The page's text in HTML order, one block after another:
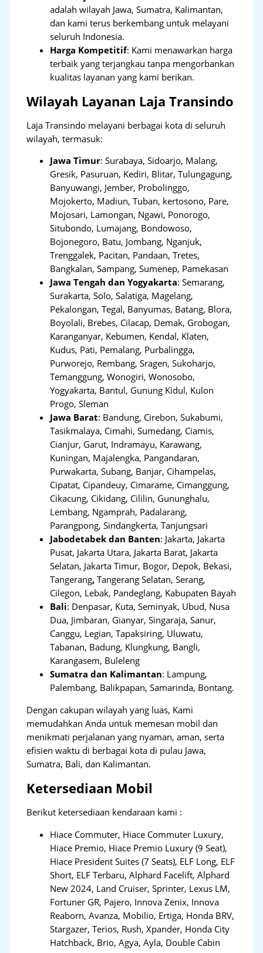
adalah wilayah Jawa, Sumatra, Kalimantan,
dan kami terus berkembang untuk melayani
seluruh Indonesia.
Harga Kompetitif: Kami menawarkan harga
terbaik yang terjangkau tanpa mengorbankan
kualitas layanan yang kami berikan.
Wilayah Layanan Laja Transindo
Laja Transindo melayani berbagai kota di seluruh
wilayah, termasuk:
Jawa Timur:Surabaya, Sidoarjo, Malang,
Gresik, Pasuruan, Kediri, Blitar, Tulungagung,
Banyuwangi, Jember, Probolinggo,
Mojokerto, Madiun, Tuban, kertosono, Pare,
Mojosari, Lamongan, Ngawi, Ponorogo,
Situbondo, Lumajang, Bondowoso,
Bojonegoro, Batu, Jombang, Nganjuk,
Trenggalek, Pacitan, Pandaan, Tretes,
Bangkalan, Sampang, Sumenep, Pamekasan
Jawa Tengah dan Yogyakarta:Semarang,
Surakarta, Solo, Salatiga, Magelang,
Pekalongan, Tegal, Banyumas, Batang, Blora,
Boyolali, Brebes, Cilacap, Demak, Grobogan,
Karanganyar, Kebumen, Kendal, Klaten,
Kudus, Pati, Pemalang, Purbalingga,
Purworejo, Rembang, Sragen, Sukoharjo,
Temanggung, Wonogiri, Wonosobo,
Yogyakarta, Bantul, Gunung Kidul, Kulon
Progo, Sleman
Jawa Barat: Bandung, Cirebon, Sukabumi,
Tasikmalaya, Cimahi, Sumedang, Ciamis,
Cianjur, Garut, Indramayu, Karawang,
Kuningan, Majalengka, Pangandaran,
Purwakarta, Subang, Banjar, Cihampelas,
Cipatat, Cipandeuy, Cimarame, Cimanggung,
Cikacung, Cikidang, Cililin, Gununghalu,
Lembang, Ngamprah, Padalarang,
Parangpong, Sindangkerta, Tanjungsari
Jabodetabek dan Banten: Jakarta, Jakarta
Pusat, Jakarta Utara, Jakarta Barat, Jakarta
Selatan, Jakarta Timur, Bogor, Depok, Bekasi,
Tangerang,Tangerang Selatan, Serang,
Cilegon, Lebak, Pandeglang, Kabupaten Bayah
Bali: Denpasar, Kuta, Seminyak, Ubud, Nusa
Dua, Jimbaran, Gianyar, Singaraja, Sanur,
Canggu, Legian, Tapaksiring, Uluwatu,
Tabanan, Badung, Klungkung, Bangli,
Karangasem, Buleleng
Sumatra dan Kalimantan: Lampung,
Palembang, Balikpapan, Samarinda, Bontang.
Dengan cakupan wilayah yang luas, Kami
memudahkan Anda untuk memesan mobil dan
menikmati perjalanan yang nyaman, aman, serta
efisien waktu di berbagai kota di pulau Jawa,
Sumatra, Bali, dan Kalimantan.
Ketersediaan Mobil
Berikut ketersediaan kendaraan kami :
Hiace Commuter, Hiace Commuter Luxury,
Hiace Premio, Hiace Premio Luxury (9 Seat),
Hiace President Suites (7 Seats), ELF Long, ELF
Short, ELF Terbaru, Alphard Facelift, Alphard
New 2024, Land Cruiser, Sprinter, Lexus LM,
Fortuner GR, Pajero, Innova Zenix, Innova
Reaborn, Avanza, Mobilio, Ertiga, Honda BRV,
Stargazer, Terios, Rush, Xpander, Honda City
Hatchback, Brio, Agya, Ayla, Double Cabin